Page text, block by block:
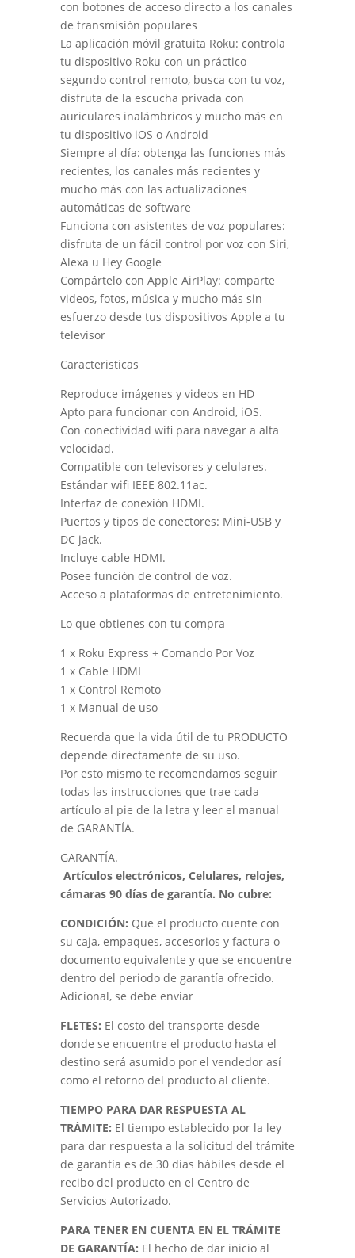
con botones de acceso directo a los canales
de transmisión populares
La aplicación móvil gratuita Roku: controla
tu dispositivo Roku con un práctico
segundo control remoto, busca con tu voz,
disfruta de la escucha privada con
auriculares inalámbricos y mucho más en
tu dispositivo iOS o Android
Siempre al día: obtenga las funciones más
recientes, los canales más recientes y
mucho más con las actualizaciones
automáticas de software
Funciona con asistentes de voz populares:
disfruta de un fácil control por voz con Siri,
Alexa u Hey Google
Compártelo con Apple AirPlay: comparte
videos, fotos, música y mucho más sin
esfuerzo desde tus dispositivos Apple a tu
televisor
Caracteristicas
Reproduce imágenes y videos en HD
Apto para funcionar con Android, iOS.
Con conectividad wifi para navegar a alta
velocidad.
Compatible con televisores y celulares.
Estándar wifi IEEE 802.11ac.
Interfaz de conexión HDMI.
Puertos y tipos de conectores: Mini-USB y
DC jack.
Incluye cable HDMI.
Posee función de control de voz.
Acceso a plataformas de entretenimiento.
Lo que obtienes con tu compra
1 x Roku Express + Comando Por Voz
1 x Cable HDMI
1 x Control Remoto
1 x Manual de uso
Recuerda que la vida útil de tu PRODUCTO
depende directamente de su uso.
Por esto mismo te recomendamos seguir
todas las instrucciones que trae cada
artículo al pie de la letra y leer el manual
de GARANTÍA.
GARANTÍA.
Artículos electrónicos, Celulares, relojes,
cámaras 90 días de garantía. No cubre:
CONDICIÓN: Que el producto cuente con
su caja, empaques, accesorios y factura o
documento equivalente y que se encuentre
dentro del periodo de garantía ofrecido.
Adicional, se debe enviar
FLETES: El costo del transporte desde
donde se encuentre el producto hasta el
destino será asumido por el vendedor así
como el retorno del producto al cliente.
TIEMPO PARA DAR RESPUESTA AL
TRÁMITE: El tiempo establecido por la ley
para dar respuesta a la solicitud del trámite
de garantía es de 30 días hábiles desde el
recibo del producto en el Centro de
Servicios Autorizado.
PARA TENER EN CUENTA EN EL TRÁMITE
DE GARANTÍA: El hecho de dar inicio al